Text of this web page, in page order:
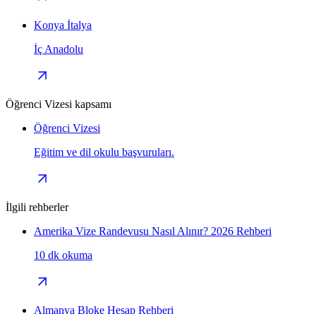
Konya İtalya
İç Anadolu
Öğrenci Vizesi kapsamı
Öğrenci Vizesi
Eğitim ve dil okulu başvuruları.
İlgili rehberler
Amerika Vize Randevusu Nasıl Alınır? 2026 Rehberi
10 dk okuma
Almanya Bloke Hesap Rehberi